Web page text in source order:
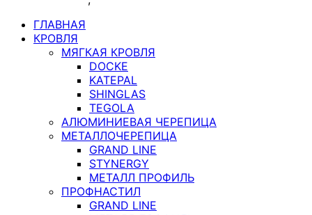
ГЛАВНАЯ
КРОВЛЯ
МЯГКАЯ КРОВЛЯ
DOCKE
KATEPAL
SHINGLAS
TEGOLA
АЛЮМИНИЕВАЯ ЧЕРЕПИЦА
МЕТАЛЛОЧЕРЕПИЦА
GRAND LINE
STYNERGY
МЕТАЛЛ ПРОФИЛЬ
ПРОФНАСТИЛ
GRAND LINE